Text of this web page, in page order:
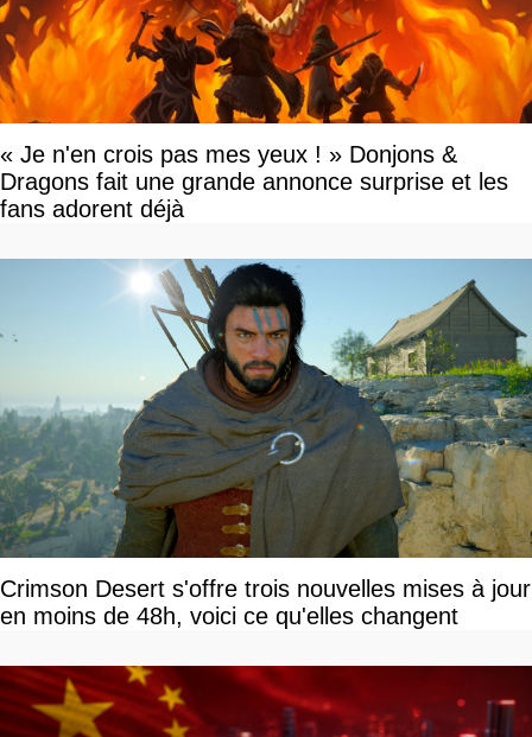
« Je n'en crois pas mes yeux ! » Donjons &
Dragons fait une grande annonce surprise et les
fans adorent déjà
Crimson Desert s'offre trois nouvelles mises à jour
en moins de 48h, voici ce qu'elles changent